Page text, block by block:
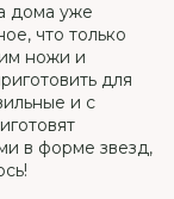
дома уже
что только
ножи и
для
и с
в форме звезд,